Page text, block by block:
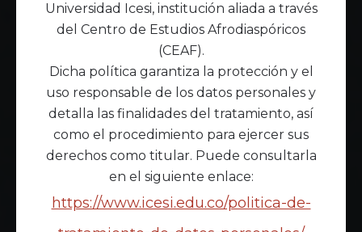
Universidad Icesi, institución aliada a través
del Centro de Estudios Afrodiaspóricos
(CEAF).
Dicha política garantiza la protección y el
uso responsable de los datos personales y
detalla las finalidades del tratamiento, así
como el procedimiento para ejercer sus
derechos como titular. Puede consultarla
en el siguiente enlace:
https://www.icesi.edu.co/politica-de-